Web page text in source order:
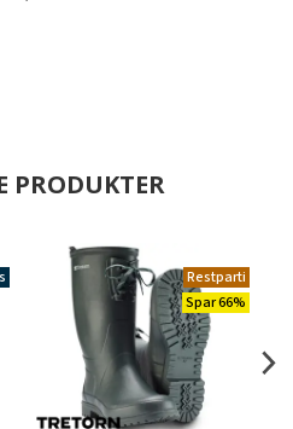
PRODUKTER
Restparti
Spar 66%